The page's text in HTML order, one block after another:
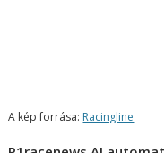
A kép forrása: Racingline